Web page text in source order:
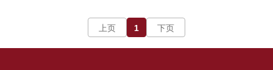
上页 1 下页